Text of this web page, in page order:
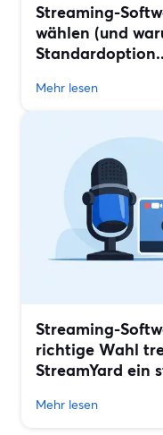
Streaming-
wählen (und
Mehr lesen
Streaming-
richtige Wahl
StreamYard ein
Mehr lesen